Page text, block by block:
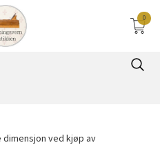
0
dimensjon ved kjøp av